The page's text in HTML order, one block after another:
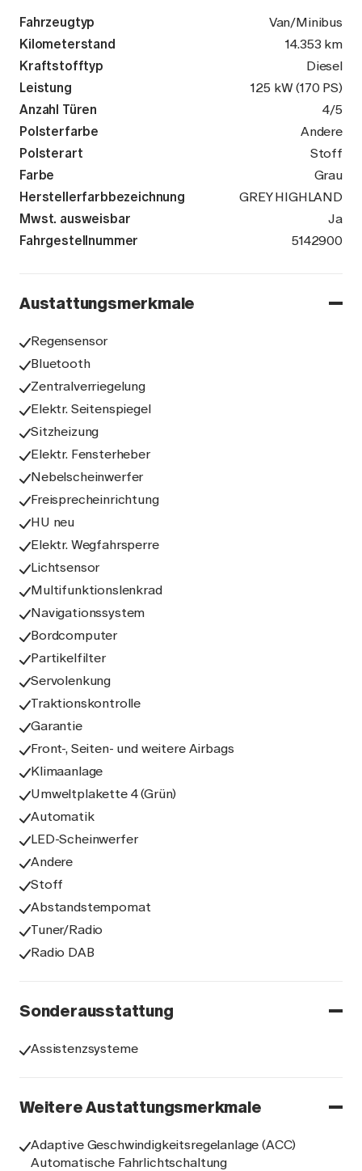
Fahrzeugtyp
Van/Minibus
Kilometerstand
14.353 km
Kraftstofftyp
Diesel
Leistung
125 kW (170 PS)
Anzahl Türen
4/5
Polsterfarbe
Andere
Polsterart
Stoff
Farbe
Grau
Herstellerfarbbezeichnung
GREY HIGHLAND
Mwst. ausweisbar
Ja
Fahrgestellnummer
VNVJ4000975142900
Austattungsmerkmale
Regensensor
Bluetooth
Zentralverriegelung
Elektr. Seitenspiegel
Sitzheizung
Elektr. Fensterheber
Nebelscheinwerfer
Freisprecheinrichtung
HU neu
Elektr. Wegfahrsperre
Lichtsensor
Multifunktionslenkrad
Navigationssystem
Bordcomputer
Partikelfilter
Servolenkung
Traktionskontrolle
Garantie
Front-, Seiten- und weitere Airbags
Klimaanlage
Umweltplakette 4 (Grün)
Automatik
LED-Scheinwerfer
Andere
Stoff
Abstandstempomat
Tuner/Radio
Radio DAB
Sonderausstattung
Assistenzsysteme
Weitere Austattungsmerkmale
Adaptive Geschwindigkeitsregelanlage (ACC)
Automatische Fahrlichtschaltung